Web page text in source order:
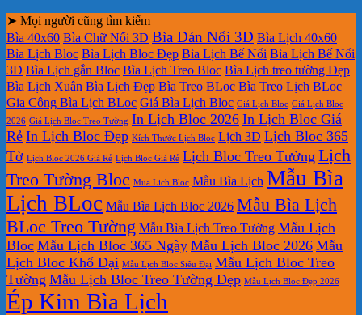
➤ Mọi người cũng tìm kiếm
Bìa 40x60 Bìa Chữ Nổi 3D Bìa Dán Nổi 3D Bìa Lịch 40x60
Bìa Lịch Bloc Bìa Lịch Bloc Đẹp Bìa Lịch Bế Nổi Bìa Lịch Bế Nổi
3D Bìa Lịch gắn Bloc Bìa Lịch Treo Bloc Bìa Lịch treo tường Đẹp
Bìa Lịch Xuân Bìa Lịch Đẹp Bìa Treo BLoc Bìa Treo Lịch BLoc
Gia Công Bìa Lịch BLoc Giá Bìa Lịch Bloc Giá Lịch Bloc Giá Lịch Bloc
2026 Giá Lịch Bloc Treo Tường In Lịch Bloc 2026 In Lịch Bloc Giá
Rẻ In Lịch Bloc Đẹp Kích Thước Lịch Bloc Lịch 3D Lịch Bloc 365
Tờ Lịch Bloc 2026 Giá Rẻ Lịch Bloc Giá Rẻ Lịch Bloc Treo Tường Lịch
Treo Tường Bloc Mua Lich Bloc Mẫu Bìa Lịch Mẫu Bìa
Lịch BLoc Mẫu Bìa Lịch Bloc 2026 Mẫu Bìa Lịch
BLoc Treo Tường Mẫu Bìa Lịch Treo Tường Mẫu Lịch
Bloc Mẫu Lịch Bloc 365 Ngày Mẫu Lịch Bloc 2026 Mẫu
Lịch Bloc Khổ Đại Mẫu Lịch Bloc Siêu Đại Mẫu Lịch Bloc Treo
Tường Mẫu Lịch Bloc Treo Tường Đẹp Mẫu Lịch Bloc Đẹp 2026
Ép Kim Bìa Lịch